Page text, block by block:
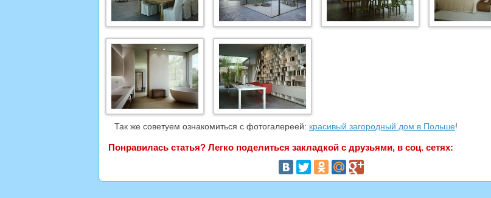
Так же советуем ознакомиться с фотогалереей: красивый загородный дом в Польше!
Понравилась статья? Легко поделиться закладкой с друзьями, в соц. сетях: